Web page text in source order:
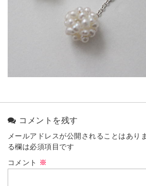
コメントを残す
メールアドレスが公開されることはあり
る欄は必須項目です
コメント ※